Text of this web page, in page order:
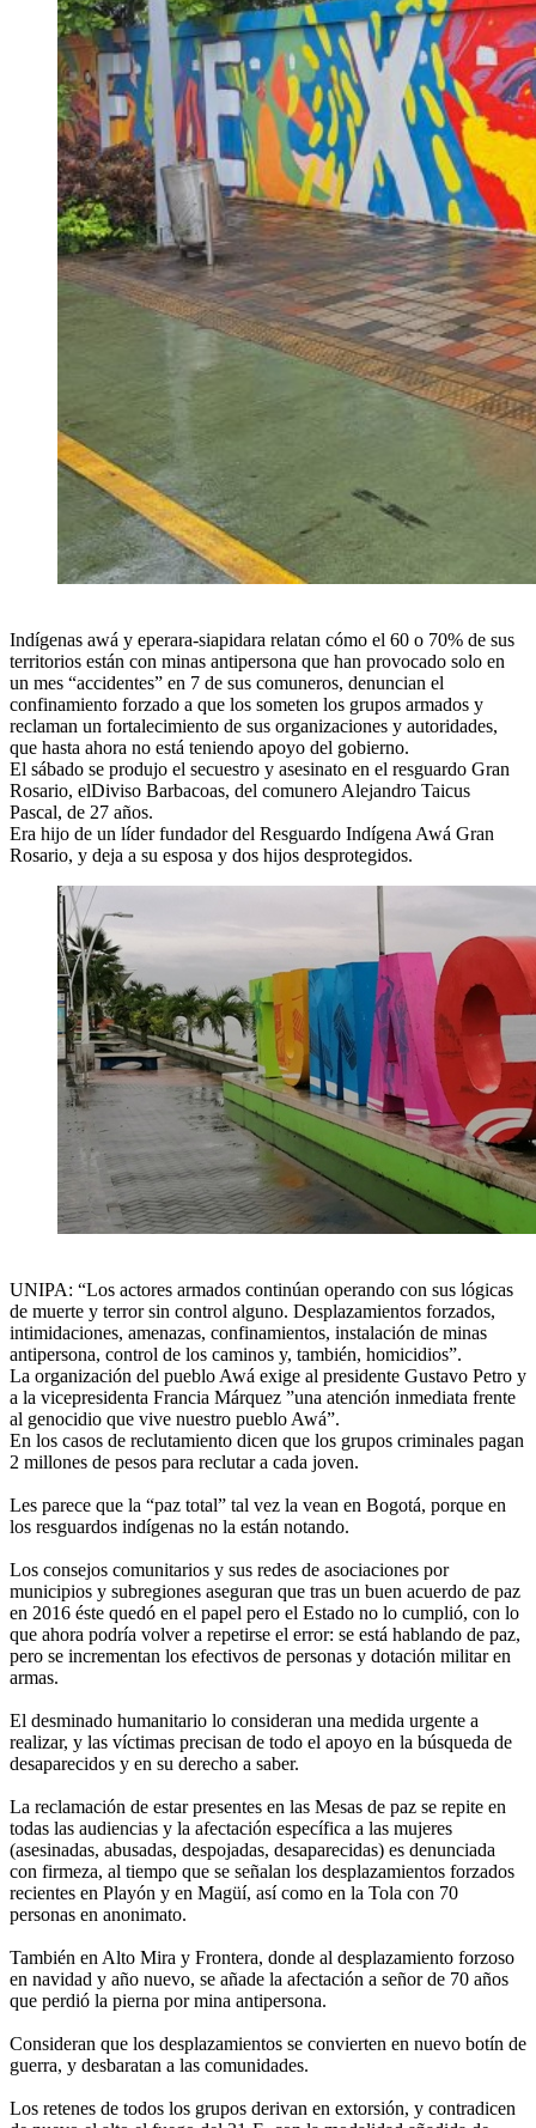
Indígenas awá y eperara-siapidara relatan cómo el 60 o 70% de sus
territorios están con minas antipersona que han provocado solo en
un mes “accidentes” en 7 de sus comuneros, denuncian el
confinamiento forzado a que los someten los grupos armados y
reclaman un fortalecimiento de sus organizaciones y autoridades,
que hasta ahora no está teniendo apoyo del gobierno.
El sábado se produjo el secuestro y asesinato en el resguardo Gran
Rosario, elDiviso Barbacoas, del comunero Alejandro Taicus
Pascal, de 27 años.
Era hijo de un líder fundador del Resguardo Indígena Awá Gran
Rosario, y deja a su esposa y dos hijos desprotegidos.
UNIPA: “Los actores armados continúan operando con sus lógicas
de muerte y terror sin control alguno. Desplazamientos forzados,
intimidaciones, amenazas, confinamientos, instalación de minas
antipersona, control de los caminos y, también, homicidios”.
La organización del pueblo Awá exige al presidente Gustavo Petro y
a la vicepresidenta Francia Márquez ”una atención inmediata frente
al genocidio que vive nuestro pueblo Awá”.
En los casos de reclutamiento dicen que los grupos criminales pagan
2 millones de pesos para reclutar a cada joven.
Les parece que la “paz total” tal vez la vean en Bogotá, porque en
los resguardos indígenas no la están notando.
Los consejos comunitarios y sus redes de asociaciones por
municipios y subregiones aseguran que tras un buen acuerdo de paz
en 2016 éste quedó en el papel pero el Estado no lo cumplió, con lo
que ahora podría volver a repetirse el error: se está hablando de paz,
pero se incrementan los efectivos de personas y dotación militar en
armas.
El desminado humanitario lo consideran una medida urgente a
realizar, y las víctimas precisan de todo el apoyo en la búsqueda de
desaparecidos y en su derecho a saber.
La reclamación de estar presentes en las Mesas de paz se repite en
todas las audiencias y la afectación específica a las mujeres
(asesinadas, abusadas, despojadas, desaparecidas) es denunciada
con firmeza, al tiempo que se señalan los desplazamientos forzados
recientes en Playón y en Magüí, así como en la Tola con 70
personas en anonimato.
También en Alto Mira y Frontera, donde al desplazamiento forzoso
en navidad y año nuevo, se añade la afectación a señor de 70 años
que perdió la pierna por mina antipersona.
Consideran que los desplazamientos se convierten en nuevo botín de
guerra, y desbaratan a las comunidades.
Los retenes de todos los grupos derivan en extorsión, y contradicen